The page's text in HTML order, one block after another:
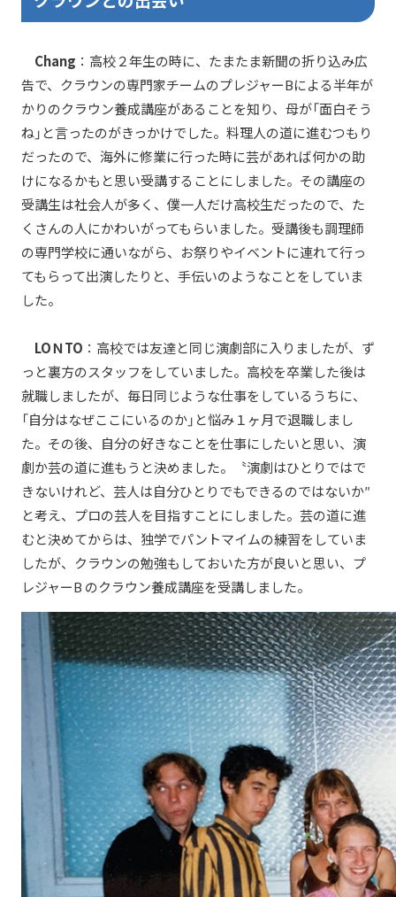
Chang ：高校２年生の時に、たまたま新聞の折り込み広
告で、クラウンの専門家チームのプレジャーBによる半年が
かりのクラウン養成講座があることを知り、母が「面白そう
ね」と言ったのがきっかけでした。料理人の道に進むつもり
だったので、海外に修業に行った時に芸があれば何かの助
けになるかもと思い受講することにしました。その講座の
受講生は社会人が多く、僕一人だけ高校生だったので、た
くさんの人にかわいがってもらいました。受講後も調理師
の専門学校に通いながら、お祭りやイベントに連れて行っ
てもらって出演したりと、手伝いのようなことをしていま
した。
LOＮTO ：高校では友達と同じ演劇部に入りましたが、ず
っと裏方のスタッフをしていました。高校を卒業した後は
就職しましたが、毎日同じような仕事をしているうちに、
「自分はなぜここにいるのか」と悩み１ヶ月で退職しまし
た。その後、自分の好きなことを仕事にしたいと思い、演
劇か芸の道に進もうと決めました。〝演劇はひとりではで
きないけれど、芸人は自分ひとりでもできるのではないか″
と考え、プロの芸人を目指すことにしました。芸の道に進
むと決めてからは、独学でパントマイムの練習をしていま
したが、クラウンの勉強もしておいた方が良いと思い、プ
レジャーB のクラウン養成講座を受講しました。